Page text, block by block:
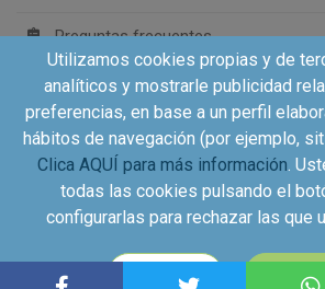
Preguntas frecuentes
Copyright©2026 - Kuvut - All rights
Utilizamos cookies propias y de
analíticos y mostrarle publicidad
preferencias, en base a un perfil
hábitos de navegación (por ejemplo,
Clica AQUÍ para más información.
todas las cookies pulsando el
configurarlas para rechazar las que
CONFIGURAR